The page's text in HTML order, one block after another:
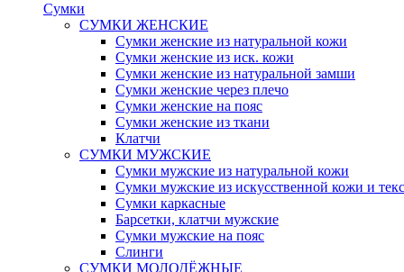
Сумки
СУМКИ ЖЕНСКИЕ
Сумки женские из натуральной кожи
Сумки женские из иск. кожи
Сумки женские из натуральной замши
Сумки женские через плечо
Сумки женские на пояс
Сумки женские из ткани
Клатчи
СУМКИ МУЖСКИЕ
Сумки мужские из натуральной кожи
Сумки мужские из искусственной кожи и
Сумки каркасные
Барсетки, клатчи мужские
Сумки мужские на пояс
Слинги
СУМКИ МОЛОДЁЖНЫЕ